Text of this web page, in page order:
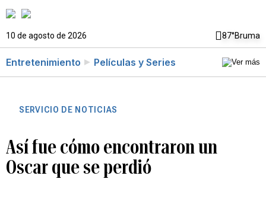
10 de agosto de 2026 87°Bruma
Entretenimiento Películas y Series
SERVICIO DE NOTICIAS
Así fue cómo encontraron un
Oscar que se perdió